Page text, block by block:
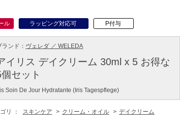
ル ラッピング対応可 P付与
ランド： ヴェレダ ／ WELEDA
イリス デイクリーム 30ml x 5 お得な
セット
Soin De Jour Hydratante (Iris Tagespflege)
リ ： スキンケア クリーム・オイル デイクリーム